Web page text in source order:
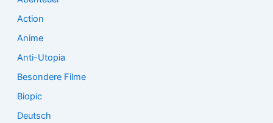
Action
Anime
Anti-Utopia
Besondere Filme
Biopic
Deutsch